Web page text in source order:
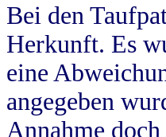
Bei den
Herkunft. Es
eine
angegeben
Annahme